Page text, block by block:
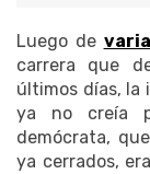
Luego de
carrera que
últimos días, la
ya no creía
demócrata,
ya cerrados,